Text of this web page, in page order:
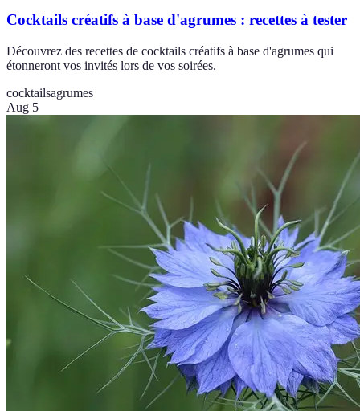
Cocktails créatifs à base d'agrumes : recettes à tester
Découvrez des recettes de cocktails créatifs à base d'agrumes qui
étonneront vos invités lors de vos soirées.
cocktailsagrumes
Aug 5